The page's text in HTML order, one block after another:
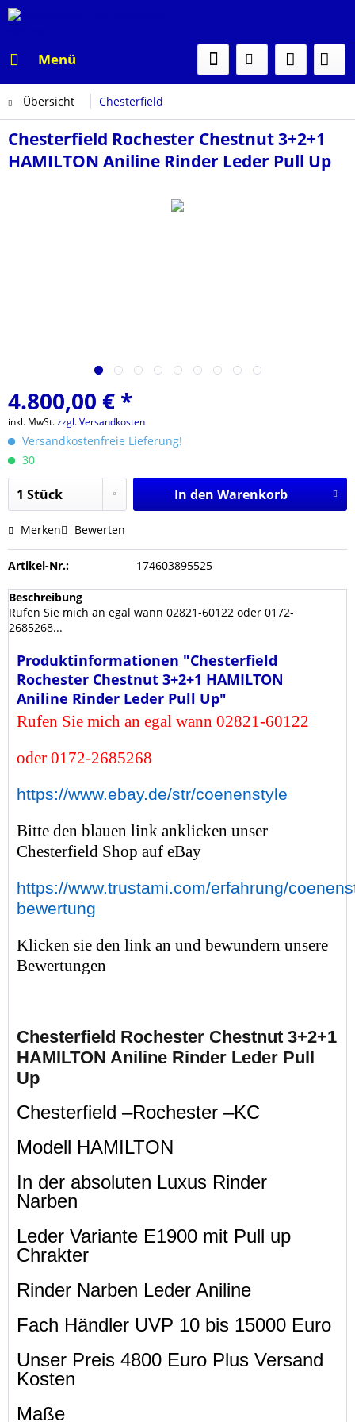
Menü
Übersicht Chesterfield
Chesterfield Rochester Chestnut 3+2+1
HAMILTON Aniline Rinder Leder Pull Up
4.800,00 € *
inkl. MwSt.zzgl. Versandkosten
Versandkostenfreie Lieferung!
30
In den Warenkorb
Merken Bewerten
Artikel-Nr.: 174603895525
Beschreibung
Rufen Sie mich an egal wann 02821-60122 oder 0172-
2685268...
Produktinformationen "Chesterfield
Rochester Chestnut 3+2+1 HAMILTON
Aniline Rinder Leder Pull Up"
Rufen Sie mich an egal wann 02821-60122
oder 0172-2685268
https://www.ebay.de/str/coenenstyle
Bitte den blauen link anklicken unser
Chesterfield Shop auf eBay
https://www.trustami.com/erfahrung/
bewertung
Klicken sie den link an und bewundern unsere
Bewertungen
Chesterfield Rochester Chestnut 3+2+1
HAMILTON Aniline Rinder Leder Pull
Up
Chesterfield –Rochester –KC
Modell HAMILTON
In der absoluten Luxus Rinder
Narben
Leder Variante E1900 mit Pull up
Chrakter
Rinder Narben Leder Aniline
Fach Händler UVP 10 bis 15000 Euro
Unser Preis 4800 Euro Plus Versand
Kosten
Maße